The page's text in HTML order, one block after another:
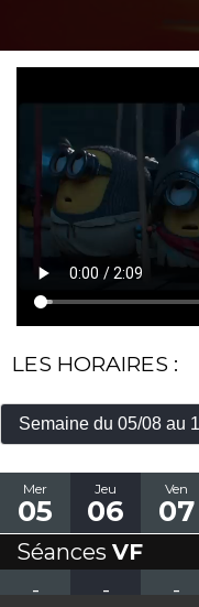
LES HORAIRES :
Mer
05
Jeu
06
Ven
07
Séances VF
-
- -